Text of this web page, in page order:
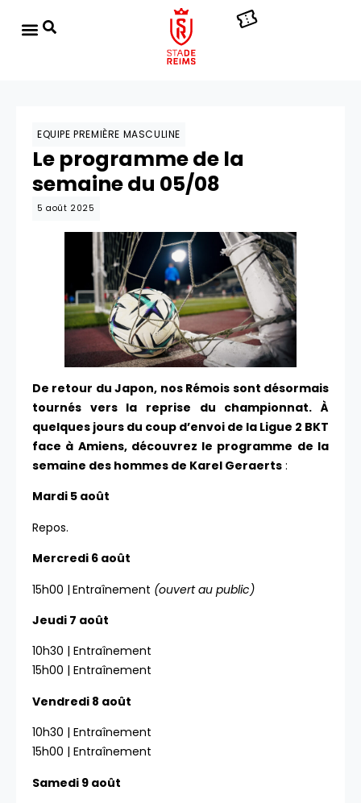
EQUIPE PREMIÈRE MASCULINE
Le programme de la
semaine du 05/08
5 août 2025
De retour du Japon, nos Rémois sont désormais
tournés vers la reprise du championnat. À
quelques jours du coup d’envoi de la Ligue 2 BKT
face à Amiens, découvrez le programme de la
semaine des hommes de Karel Geraerts :
Mardi 5 août
Repos.
Mercredi 6 août
15h00 | Entraînement (ouvert au public)
Jeudi 7 août
10h30 | Entraînement
15h00 | Entraînement
Vendredi 8 août
10h30 | Entraînement
15h00 | Entraînement
Samedi 9 août